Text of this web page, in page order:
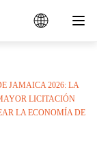
JAMAICA 2026: LA
LICITACIÓN
LA ECONOMÍA DE